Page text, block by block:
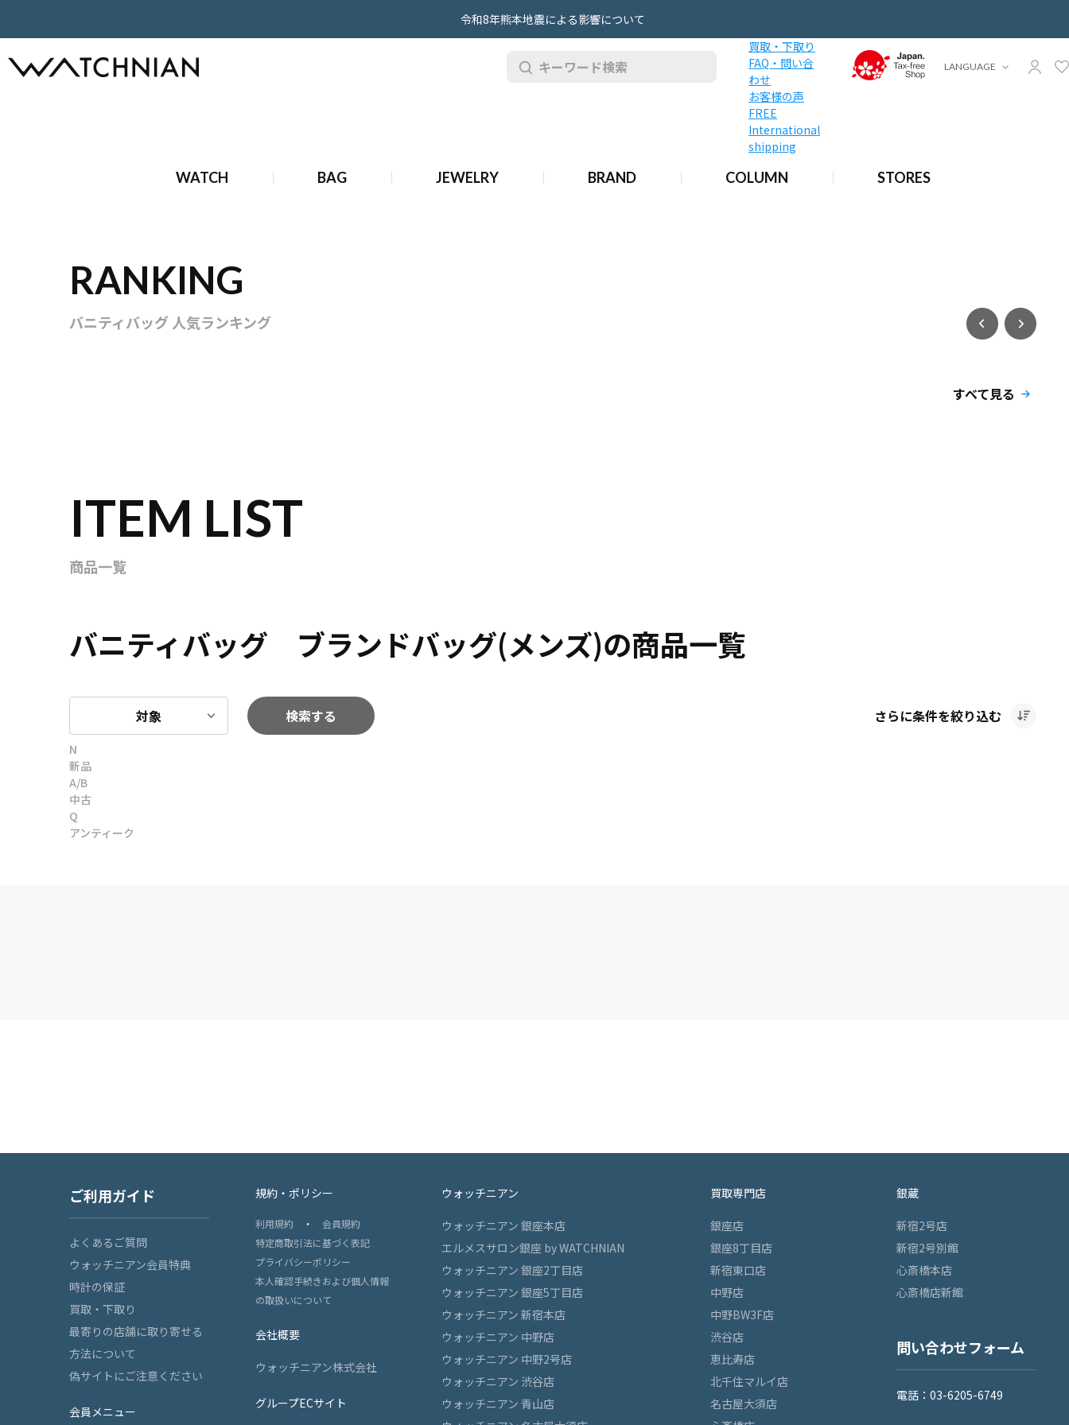
令和8年熊本地震による影響について
買取・下取り
FAQ・問い合
わせ
お客様の声
FREE
International
shipping
WATCH BAG JEWELRY BRAND COLUMN STORES
LANGUAGE
RANKING
バニティバッグ 人気ランキング
すべて見る
ITEM LIST
商品一覧
バニティバッグ ブランドバッグ(メンズ)の商品一覧
対象 検索する さらに条件を絞り込む
N
新品
A/B
中古
Q
アンティーク
ご利用ガイド
よくあるご質問
ウォッチニアン会員特典
時計の保証
買取・下取り
最寄りの店舗に取り寄せる
方法について
偽サイトにご注意ください
会員メニュー
規約・ポリシー
利用規約 ・ 会員規約
特定商取引法に基づく表記
プライバシーポリシー
本人確認手続きおよび個人情報
の取扱いについて
会社概要
ウォッチニアン株式会社
グループECサイト
ウォッチニアン
ウォッチニアン 銀座本店
エルメスサロン銀座 by WATCHNIAN
ウォッチニアン 銀座2丁目店
ウォッチニアン 銀座5丁目店
ウォッチニアン 新宿本店
ウォッチニアン 中野店
ウォッチニアン 中野2号店
ウォッチニアン 渋谷店
ウォッチニアン 青山店
買取専門店
銀座店
銀座8丁目店
新宿東口店
中野店
中野BW3F店
渋谷店
恵比寿店
北千住マルイ店
名古屋大須店
銀蔵
新宿2号店
新宿2号別館
心斎橋本店
心斎橋店新館
問い合わせフォーム
電話：03-6205-6749